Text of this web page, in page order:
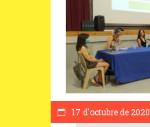
17 d'octubre de 2020